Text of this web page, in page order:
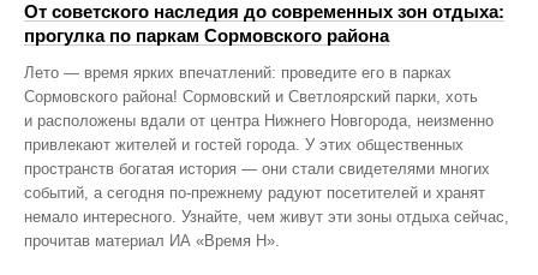
От советского наследия до современных зон отдыха:
прогулка по паркам Сормовского района
Лето — время ярких впечатлений: проведите его в парках
Сормовского района! Сормовский и Светлоярский парки, хоть
и расположены вдали от центра Нижнего Новгорода, неизменно
привлекают жителей и гостей города. У этих общественных
пространств богатая история — они стали свидетелями многих
событий, а сегодня по‑прежнему радуют посетителей и хранят
немало интересного. Узнайте, чем живут эти зоны отдыха сейчас,
прочитав материал ИА «Время Н».